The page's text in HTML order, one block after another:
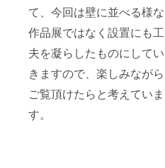
て、今回は壁に並べる様な
作品展ではなく設置にも工
夫を凝らしたものにしてい
きますので、楽しみながら
ご覧頂けたらと考えていま
す。